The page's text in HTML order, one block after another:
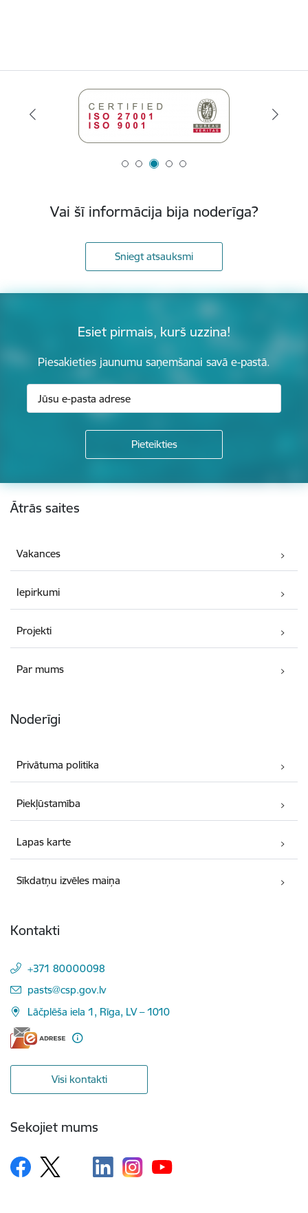
Vai šī informācija bija noderīga?
Sniegt atsauksmi
Esiet pirmais, kurš uzzina!
Piesakieties jaunumu saņemšanai savā e-pastā.
Kājene
Ātrās saites
Vakances
Iepirkumi
Projekti
Par mums
Noderīgi
Privātuma politika
Piekļūstamība
Lapas karte
Sīkdatņu izvēles maiņa
Kontakti
+371 80000098
E-pasts:
pasts@csp.gov.lv
Lāčplēša iela 1, Rīga, LV – 1010
Visi kontakti
Sekojiet mums